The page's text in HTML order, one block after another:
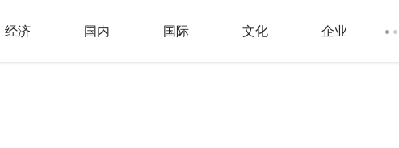
经济 国内 国际 文化 企业